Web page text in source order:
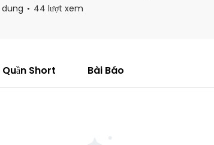
dung 44 lượt xem
Quần Short Bài Báo